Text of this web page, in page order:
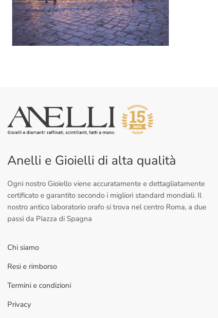
Anelli e Gioielli di alta qualità
Ogni nostro Gioiello viene accuratamente e dettagliatamente
certificato e garantito secondo i migliori standard mondiali. Il
nostro antico laboratorio orafo si trova nel centro Roma, a due
passi da Piazza di Spagna
Chi siamo
Resi e rimborso
Termini e condizioni
Privacy